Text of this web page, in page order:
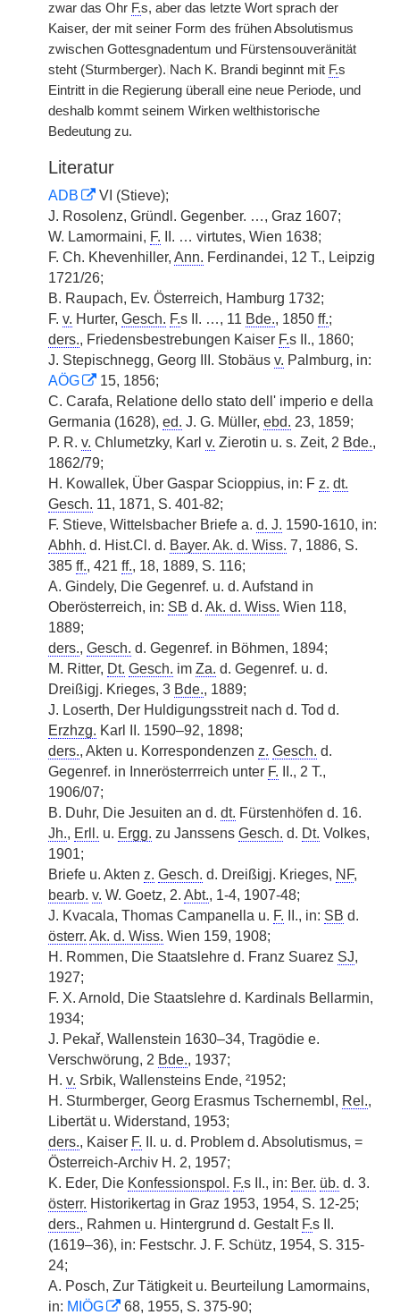
zwar das Ohr F.s, aber das letzte Wort sprach der
Kaiser, der mit seiner Form des frühen Absolutismus
zwischen Gottesgnadentum und Fürstensouveränität
steht (Sturmberger). Nach K. Brandi beginnt mit F.s
Eintritt in die Regierung überall eine neue Periode, und
deshalb kommt seinem Wirken welthistorische
Bedeutung zu.
Literatur
ADB
VI (Stieve);
J. Rosolenz, Gründl. Gegenber. …, Graz 1607;
W. Lamormaini, F. II. … virtutes, Wien 1638;
F. Ch. Khevenhiller, Ann. Ferdinandei, 12 T., Leipzig
1721/26;
B. Raupach, Ev. Österreich, Hamburg 1732;
F. v. Hurter, Gesch. F.s II. …, 11 Bde., 1850 ff.;
ders., Friedensbestrebungen Kaiser F.s II., 1860;
J. Stepischnegg, Georg III. Stobäus v. Palmburg, in:
AÖG
15, 1856;
C. Carafa, Relatione dello stato dell' imperio e della
Germania (1628), ed. J. G. Müller, ebd. 23, 1859;
P. R. v. Chlumetzky, Karl v. Zierotin u. s. Zeit, 2 Bde.,
1862/79;
H. Kowallek, Über Gaspar Scioppius, in: F z. dt.
Gesch. 11, 1871, S. 401-82;
F. Stieve, Wittelsbacher Briefe a. d. J. 1590-1610, in:
Abhh. d. Hist.Cl. d. Bayer. Ak. d. Wiss. 7, 1886, S.
385 ff., 421 ff., 18, 1889, S. 116;
A. Gindely, Die Gegenref. u. d. Aufstand in
Oberösterreich, in: SB d. Ak. d. Wiss. Wien 118,
1889;
ders., Gesch. d. Gegenref. in Böhmen, 1894;
M. Ritter, Dt. Gesch. im Za. d. Gegenref. u. d.
Dreißigj. Krieges, 3 Bde., 1889;
J. Loserth, Der Huldigungsstreit nach d. Tod d.
Erzhzg. Karl II. 1590–92, 1898;
ders., Akten u. Korrespondenzen z. Gesch. d.
Gegenref. in Innerösterrreich unter F. II., 2 T.,
1906/07;
B. Duhr, Die Jesuiten an d. dt. Fürstenhöfen d. 16.
Jh., Erll. u. Ergg. zu Janssens Gesch. d. Dt. Volkes,
1901;
Briefe u. Akten z. Gesch. d. Dreißigj. Krieges, NF,
bearb. v. W. Goetz, 2. Abt., 1-4, 1907-48;
J. Kvacala, Thomas Campanella u. F. II., in: SB d.
österr. Ak. d. Wiss. Wien 159, 1908;
H. Rommen, Die Staatslehre d. Franz Suarez SJ,
1927;
F. X. Arnold, Die Staatslehre d. Kardinals Bellarmin,
1934;
J. Pekař, Wallenstein 1630–34, Tragödie e.
Verschwörung, 2 Bde., 1937;
H. v. Srbik, Wallensteins Ende, ²1952;
H. Sturmberger, Georg Erasmus Tschernembl, Rel.,
Libertät u. Widerstand, 1953;
ders., Kaiser F. II. u. d. Problem d. Absolutismus, =
Österreich-Archiv H. 2, 1957;
K. Eder, Die Konfessionspol. F.s II., in: Ber. üb. d. 3.
österr. Historikertag in Graz 1953, 1954, S. 12-25;
ders., Rahmen u. Hintergrund d. Gestalt F.s II.
(1619–36), in: Festschr. J. F. Schütz, 1954, S. 315-
24;
A. Posch, Zur Tätigkeit u. Beurteilung Lamormains,
in: MIÖG
68, 1955, S. 375-90;